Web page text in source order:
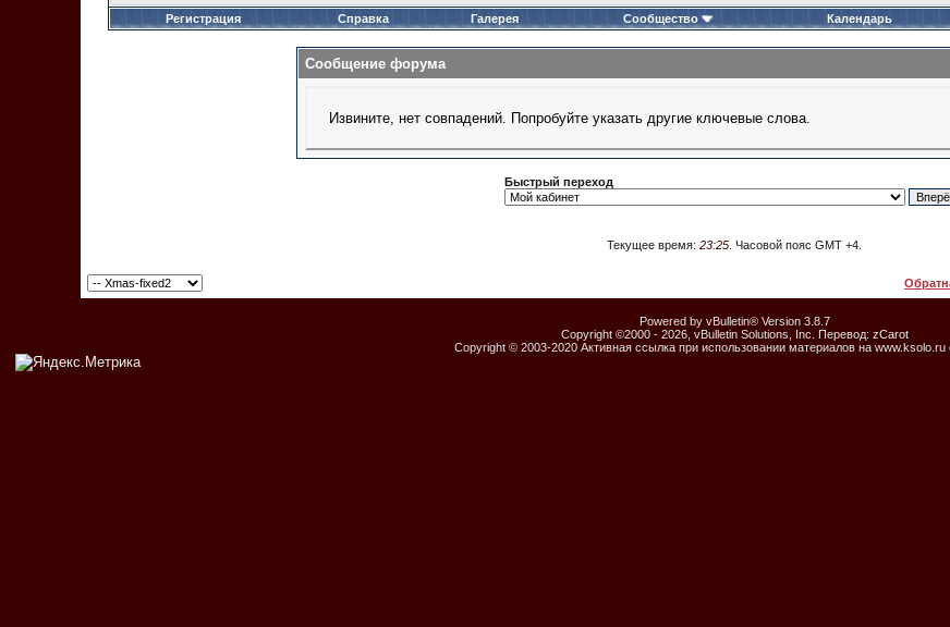
Регистрация Справка Галерея Сообщество Календарь
Сообщение форума
Извините, нет совпадений. Попробуйте указать другие ключевые слова.
Быстрый переход
Текущее время: 23:25 . Часовой пояс GMT +4.
Powered by vBulletin® Version 3.8.7
Copyright ©2000 - 2026, vBulletin Solutions, Inc. Перевод: zCarot
Copyright © 2003-2020 Активная ссылка при использовании материалов на www.ksolo.ru